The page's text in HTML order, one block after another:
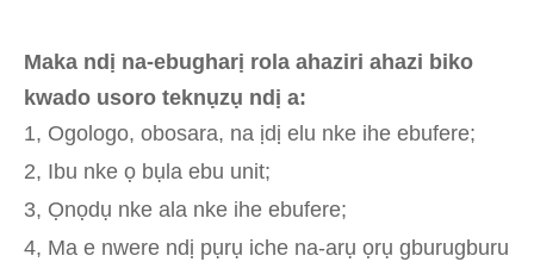
Maka ndị na-ebugharị rola ahaziri ahazi biko
kwado usoro teknụzụ ndị a:
1, Ogologo, obosara, na ịdị elu nke ihe ebufere;
2, Ibu nke ọ bụla ebu unit;
3, Ọnọdụ nke ala nke ihe ebufere;
4, Ma e nwere ndị pụrụ iche na-arụ ọrụ gburugburu